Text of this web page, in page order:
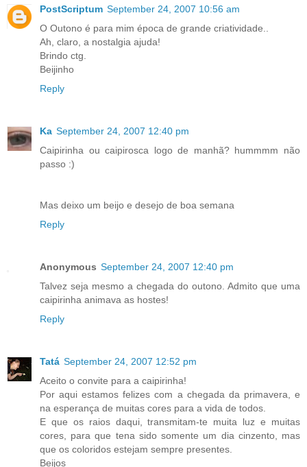
PostScriptum September 24, 2007 10:56 am
O Outono é para mim época de grande criatividade..
Ah, claro, a nostalgia ajuda!
Brindo ctg.
Beijinho
Reply
Ka September 24, 2007 12:40 pm
Caipirinha ou caipirosca logo de manhã? hummmm não
passo :)
Mas deixo um beijo e desejo de boa semana
Reply
Anonymous September 24, 2007 12:40 pm
Talvez seja mesmo a chegada do outono. Admito que uma
caipirinha animava as hostes!
Reply
Tatá September 24, 2007 12:52 pm
Aceito o convite para a caipirinha!
Por aqui estamos felizes com a chegada da primavera, e
na esperança de muitas cores para a vida de todos.
E que os raios daqui, transmitam-te muita luz e muitas
cores, para que tena sido somente um dia cinzento, mas
que os coloridos estejam sempre presentes.
Beijos